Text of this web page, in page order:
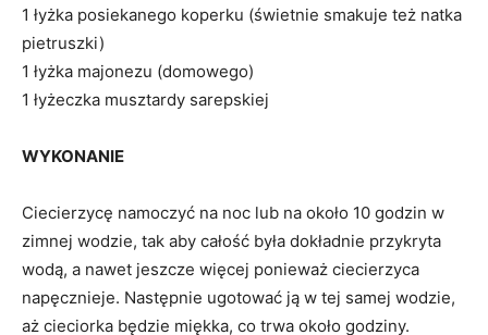
1 łyżka posiekanego koperku (świetnie smakuje też natka
pietruszki)
1 łyżka majonezu (domowego)
1 łyżeczka musztardy sarepskiej
WYKONANIE
Ciecierzycę namoczyć na noc lub na około 10 godzin w
zimnej wodzie, tak aby całość była dokładnie przykryta
wodą, a nawet jeszcze więcej ponieważ ciecierzyca
napęcznieje. Następnie ugotować ją w tej samej wodzie,
aż cieciorka będzie miękka, co trwa około godziny.